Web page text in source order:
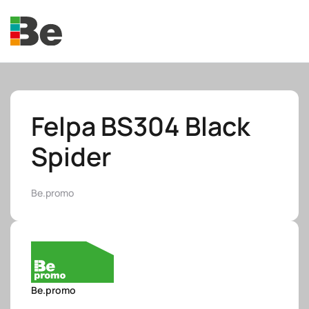
Skip to main content
Felpa BS304 Black
Spider
Be.promo
Be.promo